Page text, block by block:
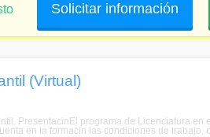
Solicitar información
(Virtual)
PresentacinEl programa de Licenciatura en
en la formacin las condiciones de trabajo,